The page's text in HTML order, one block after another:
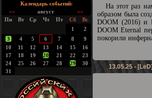
Календарь событий:
««
август
»»
Пн
Вт Ср Чт Пт Сб
Вс
1
2
3
4 5 6 7 8
9
10
11 12 13 14 15
16
17
18 19 20 21 22
23
24
25 26 27 28 29
30
31
На этот раз
образом была
DOOM (2016) и
DOOM Eternal
покорили
13.05.25 -